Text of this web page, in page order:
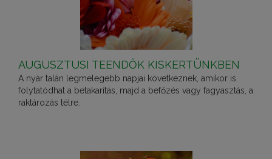
AUGUSZTUSI TEENDŐK KISKERTÜNKBEN
A nyár talán legmelegebb napjai következnek, amikor is
folytatódhat a betakarítás, majd a befőzés vagy fagyasztás, a
raktározás télre.